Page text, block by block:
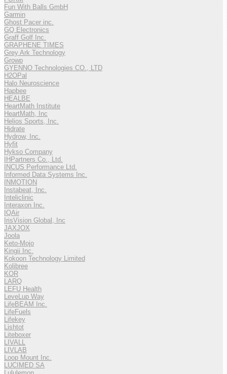
Fun With Balls GmbH
Garmin
Ghost Pacer inc.
GQ Electronics
Graff Golf Inc.
GRAPHENE TIMES
Grey Ark Technology
Growp
GYENNO Technologies CO., LTD
H2OPal
Halo Neuroscience
Hapbee
HEALBE
HeartMath Institute
HeartMath, Inc
Helios Sports, Inc.
Hidrate
Hydrow, Inc.
Hyfit
Hykso Company
IHPartners Co., Ltd.
INCUS Performance Ltd.
Informed Data Systems Inc.
INMOTION
Instabeat, Inc.
Inteliclinic
Interaxon Inc.
IQAir
IrisVision Global, Inc
JAXJOX
Joola
Keto-Mojo
Kingii Inc.
Kokoon Technology Limited
Kolibree
KOR
LARQ
LEFU Health
LeveLup Way
LifeBEAM Inc.
LifeFuels
Lifekey
Lishtot
Liteboxer
LIVALL
LIVLAB
Loop Mount Inc.
LUCIMED SA